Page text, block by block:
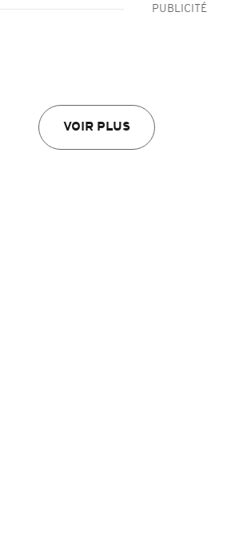
PUBLICITÉ
VOIR PLUS